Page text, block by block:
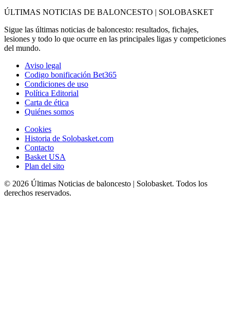
ÚLTIMAS NOTICIAS DE BALONCESTO | SOLOBASKET
Sigue las últimas noticias de baloncesto: resultados, fichajes,
lesiones y todo lo que ocurre en las principales ligas y competiciones
del mundo.
Aviso legal
Codigo bonificación Bet365
Condiciones de uso
Política Editorial
Carta de ética
Quiénes somos
Cookies
Historia de Solobasket.com
Contacto
Basket USA
Plan del sito
© 2026 Últimas Noticias de baloncesto | Solobasket. Todos los
derechos reservados.